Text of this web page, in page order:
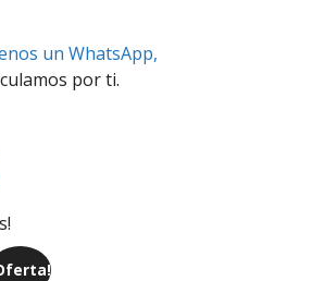
un WhatsApp,
por ti.